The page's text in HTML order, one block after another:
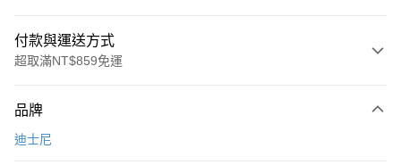
付款與運送方式
超取滿NT$859免運
信用卡一次付款
品牌
迪士尼